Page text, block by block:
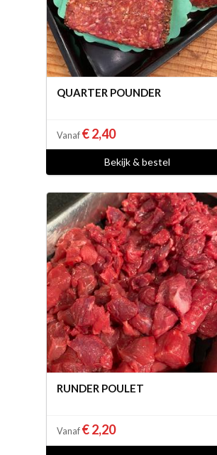
QUARTER POUNDER
Vanaf € 2,40
Bekijk & bestel
RUNDER POULET
Vanaf € 2,20